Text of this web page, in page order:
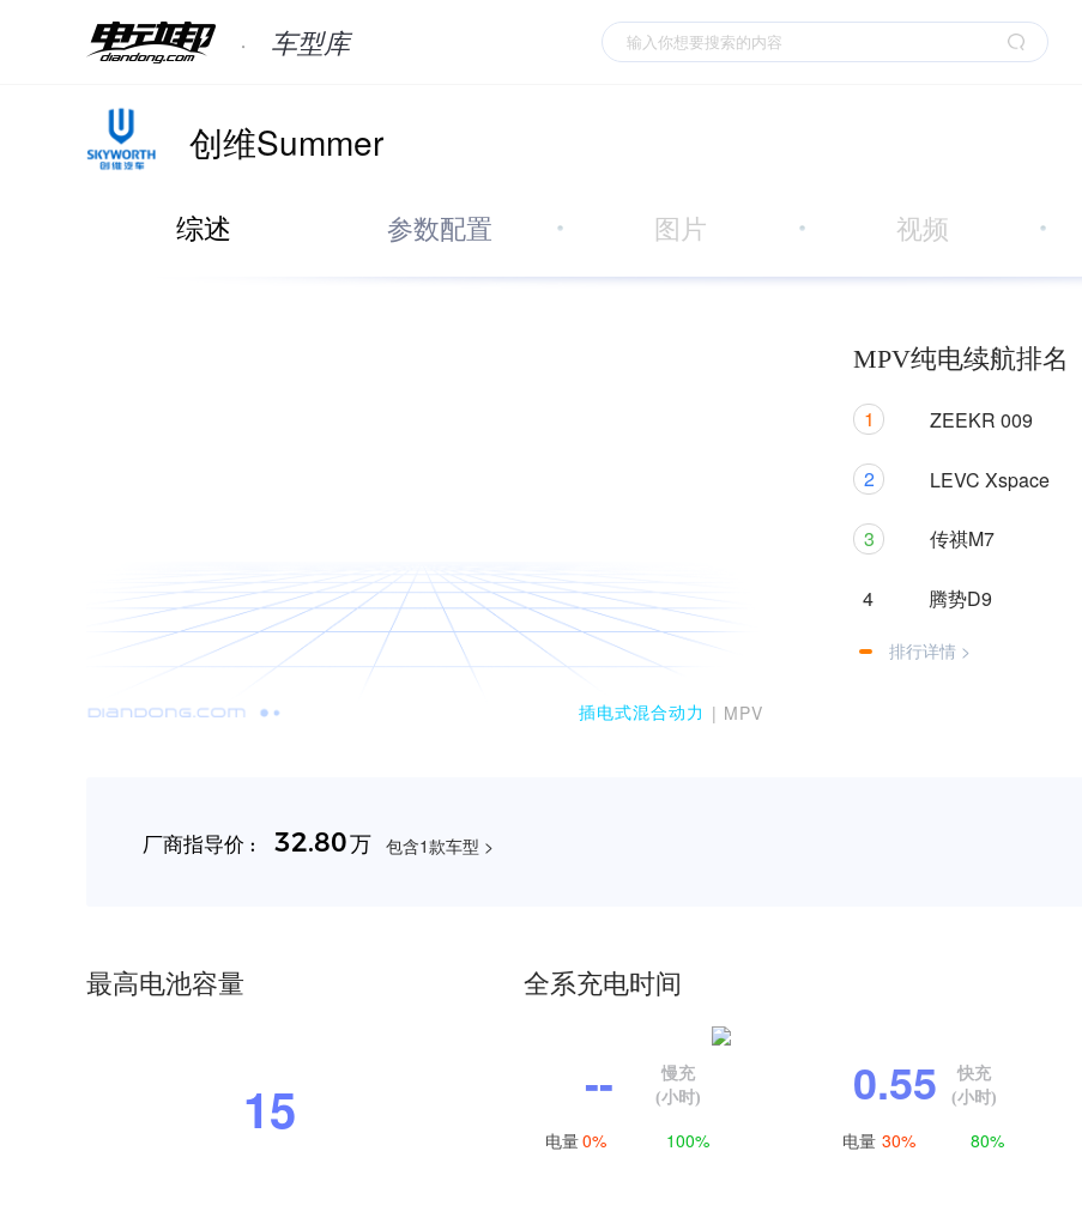
车型库
创维Summer
综述 参数配置 图片 视频
插电式混合动力 | MPV
MPV纯电续航排名
1 ZEEKR 009
2 LEVC Xspace
3 传祺M7
4 腾势D9
排行详情 >
厂商指导价 : 32.80万 包含1款车型 >
最高电池容量
15
全系充电时间
--
慢充
(小时)
电量0% 100%
0.55
快充
(小时)
电量 30% 80%